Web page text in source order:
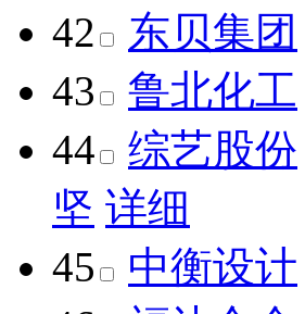
42 东贝集团
43
鲁北化工
44
综艺股份
坚 详细
45
中衡设计